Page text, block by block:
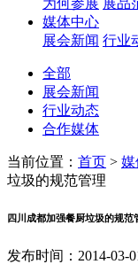
为何参展 展品
媒体中心
展会新闻 行业
全部
展会新闻
行业动态
合作媒体
当前位置： 首页 > 媒
垃圾的规范管理
四川成都加强餐厨垃圾的规范
发布时间：2014-03-